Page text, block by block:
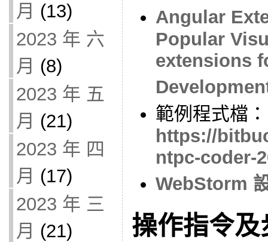
月 (13)
2023 年 六
月 (8)
2023 年 五
月 (21)
2023 年 四
月 (17)
2023 年 三
月 (21)
Angular
Popular
extensions
範例程式檔：
https://
ntpc-coder-
WebStorm
操作指令及